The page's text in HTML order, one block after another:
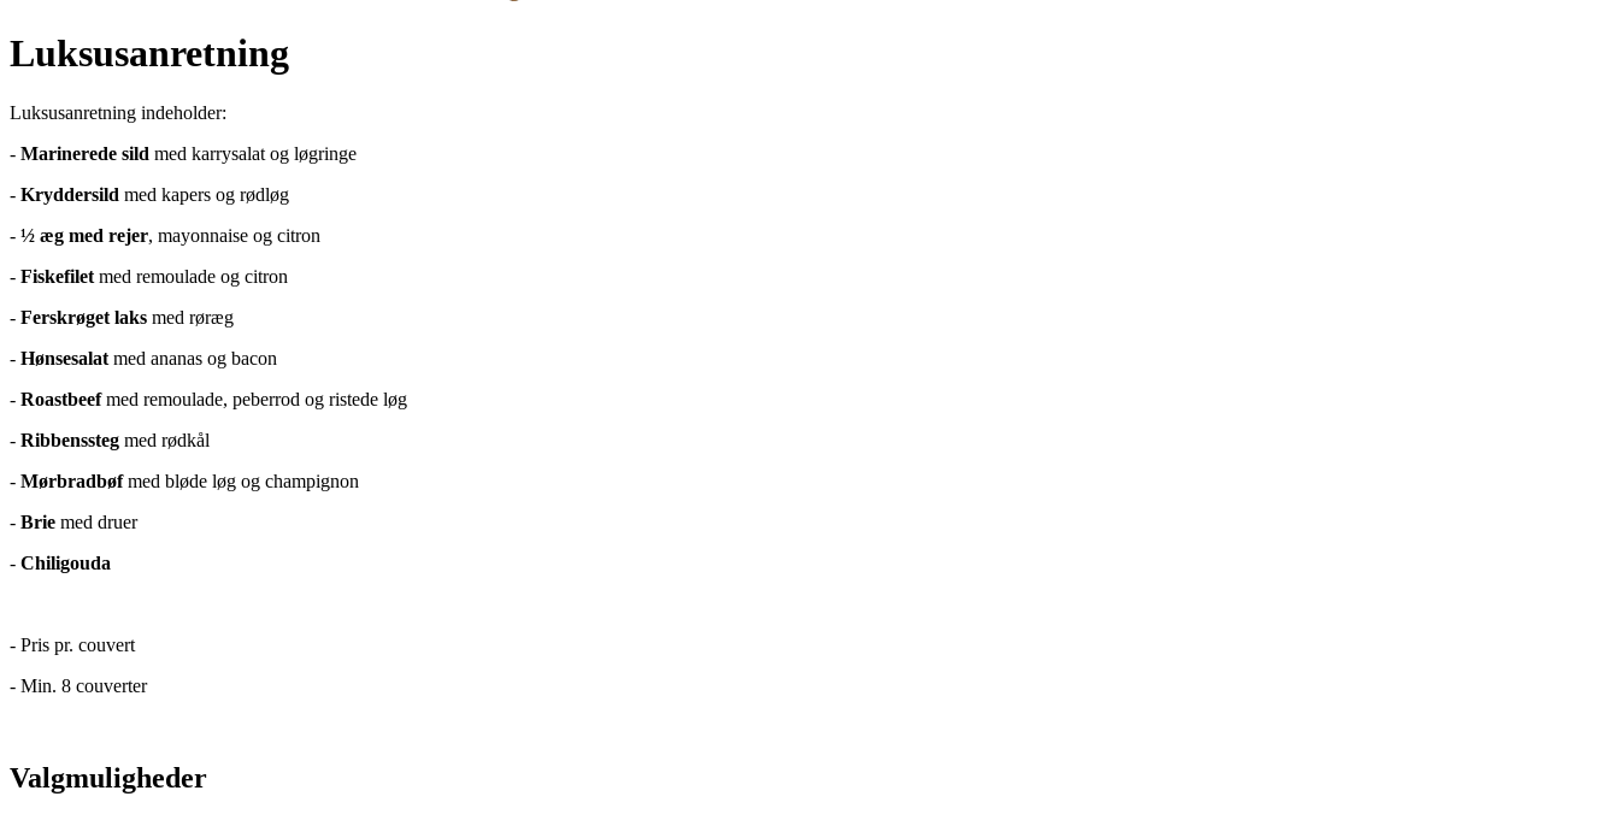
Luksusanretning
Luksusanretning indeholder:
- Marinerede sild med karrysalat og løgringe
- Kryddersild med kapers og rødløg
- ½ æg med rejer, mayonnaise og citron
- Fiskefilet med remoulade og citron
- Ferskrøget laks med røræg
- Hønsesalat med ananas og bacon
- Roastbeefmed remoulade, peberrod og ristede løg
- Ribbenssteg med rødkål
- Mørbradbøfmed bløde løg og champignon
- Brie med druer
- Chiligouda
- Pris pr. couvert
- Min. 8 couverter
Valgmuligheder